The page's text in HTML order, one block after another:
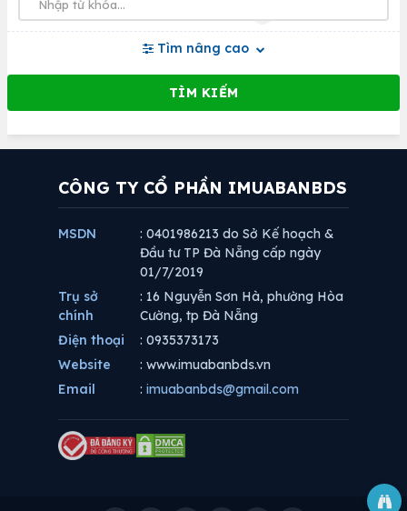
Tìm nâng cao
CÔNG TY CỔ PHẦN IMUABANBDS
MSDN
: 0401986213 do Sở Kế hoạch &
Đầu tư TP Đà Nẵng cấp ngày
01/7/2019
Trụ sở
chính
: 16 Nguyễn Sơn Hà, phường Hòa
Cường, tp Đà Nẵng
Điện thoại
: 0935373173
Website
: www.imuabanbds.vn
Email
: imuabanbds@gmail.com